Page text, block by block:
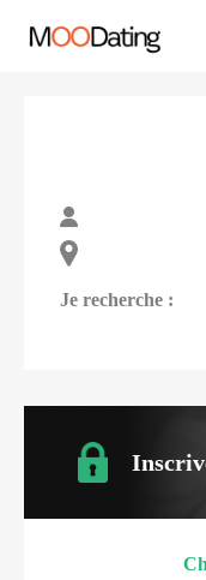
Je recherche :